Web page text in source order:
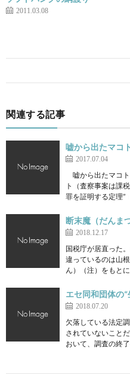
2011.03.08
関連する記事
嘘から出たマコ
2017.07.04
嘘から出たマコ
ト（査察事案は課
罪を証明する定理”
断末魔（だんま
2018.12.17
国税庁が居直った
違っているのは山
ん）（注）をもと
エセ同和団体の
2018.07.20
欠落している法定
されていないこと
おいて、調査の終